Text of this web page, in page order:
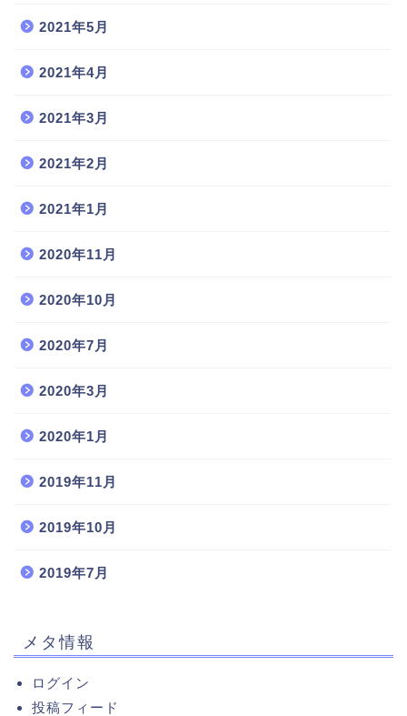
2021年5月
2021年4月
2021年3月
2021年2月
2021年1月
2020年11月
2020年10月
2020年7月
2020年3月
2020年1月
2019年11月
2019年10月
2019年7月
メタ情報
ログイン
投稿フィード